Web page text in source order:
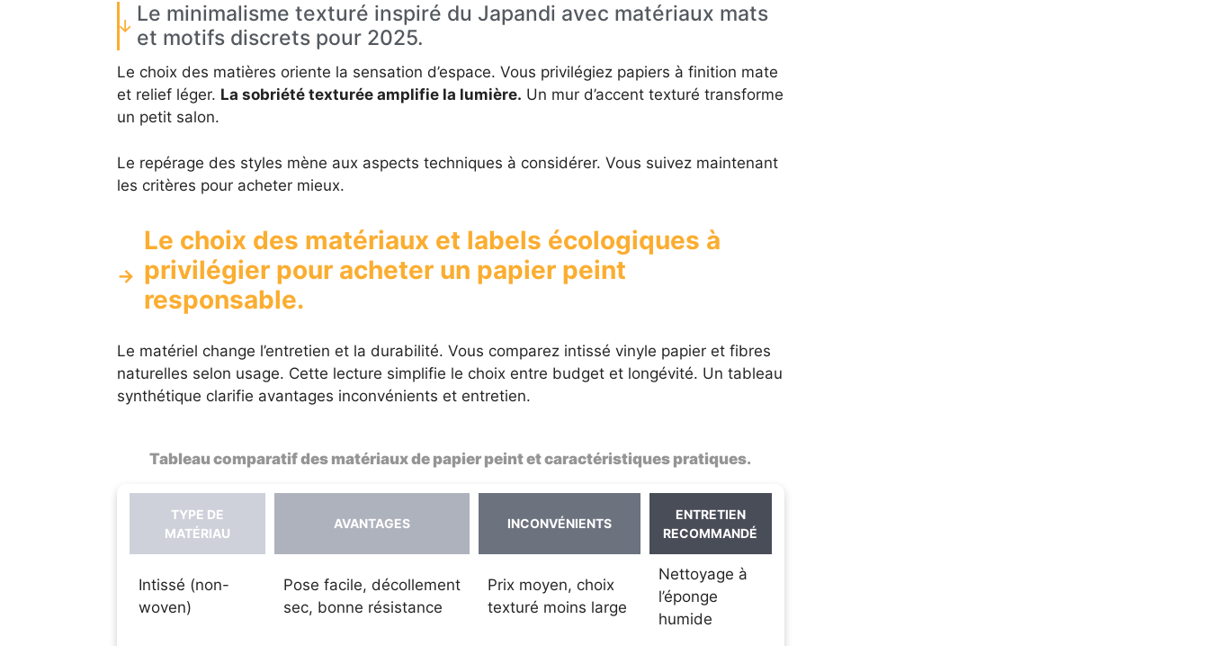
Le minimalisme texturé inspiré du Japandi avec matériaux mats
et motifs discrets pour 2025.
Le choix des matières oriente la sensation d’espace. Vous privilégiez papiers à finition mate
et relief léger. La sobriété texturée amplifie la lumière. Un mur d’accent texturé transforme
un petit salon.
Le repérage des styles mène aux aspects techniques à considérer. Vous suivez maintenant
les critères pour acheter mieux.
Le choix des matériaux et labels écologiques à
privilégier pour acheter un papier peint
responsable.
Le matériel change l’entretien et la durabilité. Vous comparez intissé vinyle papier et fibres
naturelles selon usage. Cette lecture simplifie le choix entre budget et longévité. Un tableau
synthétique clarifie avantages inconvénients et entretien.
Tableau comparatif des matériaux de papier peint et caractéristiques pratiques.
TYPE DE
MATÉRIAU
AVANTAGES INCONVÉNIENTS
ENTRETIEN
RECOMMANDÉ
Intissé (non-
woven)
Pose facile, décollement
sec, bonne résistance
Prix moyen, choix
texturé moins large
Nettoyage à
l’éponge
humide